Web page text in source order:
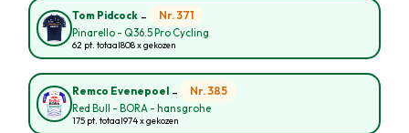
Tom Pidcock - Nr. 371
Pinarello - Q36.5 Pro Cycling
62 pt. totaal808 x gekozen
Remco Evenepoel - Nr. 385
Red Bull - BORA - hansgrohe
175 pt. totaal974 x gekozen